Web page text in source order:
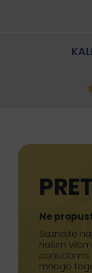
Ne
Saznajte
našim
mnogo